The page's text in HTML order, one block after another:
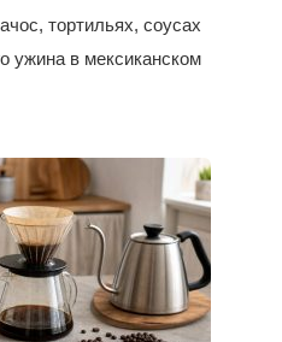
тортильях, соусах
ужина в мексиканском